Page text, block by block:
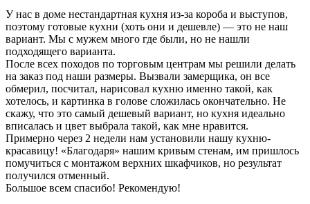
У нас в доме нестандартная кухня из-за короба и выступов,
поэтому готовые кухни (хоть они и дешевле) — это не наш
вариант. Мы с мужем много где были, но не нашли
подходящего варианта.
После всех походов по торговым центрам мы решили делать
на заказ под наши размеры. Вызвали замерщика, он все
обмерил, посчитал, нарисовал кухню именно такой, как
хотелось, и картинка в голове сложилась окончательно. Не
скажу, что это самый дешевый вариант, но кухня идеально
вписалась и цвет выбрала такой, как мне нравится.
Примерно через 2 недели нам установили нашу кухню-
красавицу! «Благодаря» нашим кривым стенам, им пришлось
помучиться с монтажом верхних шкафчиков, но результат
получился отменный.
Большое всем спасибо! Рекомендую!